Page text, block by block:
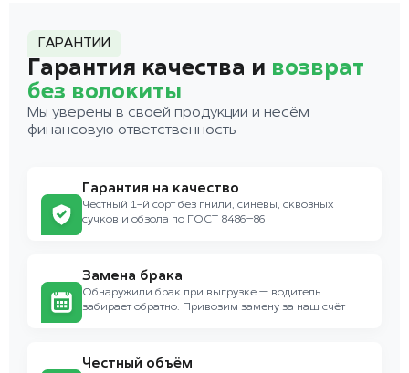
ГАРАНТИИ
Гарантия качества и возврат
без волокиты
Мы уверены в своей продукции и несём
финансовую ответственность
Гарантия на качество
Честный 1-й сорт без гнили, синевы, сквозных
сучков и обзола по ГОСТ 8486–86
Замена брака
Обнаружили брак при выгрузке — водитель
забирает обратно. Привозим замену за наш счёт
Честный объём